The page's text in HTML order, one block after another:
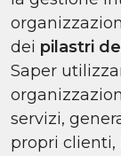
dei pilastri
Saper
servizi,
propri clienti,